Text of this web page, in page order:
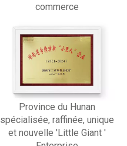
commerce
Province du Hunan
spécialisée, raffinée, unique
et nouvelle 'Little Giant '